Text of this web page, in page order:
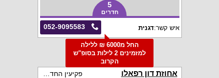
5
חדרים
052-9095583 איש קשר:דגנית
החל מ6000 ₪ ללילה
למזמינים 2 לילות בסופ"ש
הקרוב
אחוזת דון רפאלו